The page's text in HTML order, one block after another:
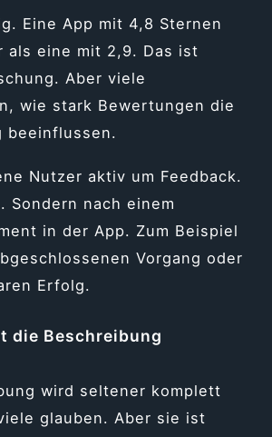
Eine App mit 4,8 Sternen
als eine mit 2,9. Das ist
Aber viele
wie stark Bewertungen die
beeinflussen.
Nutzer aktiv um Feedback.
Sondern nach einem
in der App. Zum Beispiel
Vorgang oder
Erfolg.
die Beschreibung
wird seltener komplett
glauben. Aber sie ist